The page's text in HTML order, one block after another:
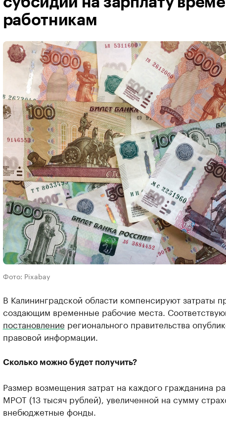
работникам
Фото: Pixabay
В Калининградской области компенсируют затраты
создающим временные рабочие места.
постановление регионального правительства
правовой информации.
Сколько можно будет получить?
Размер возмещения затрат на каждого гражданина
МРОТ (13 тысяч рублей), увеличенной на сумму
внебюджетные фонды.